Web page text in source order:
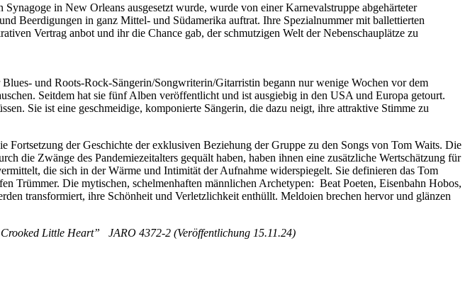
in New Orleans ausgesetzt wurde, wurde von einer Karnevalstruppe abgehärteter
Beerdigungen in ganz Mittel- und Südamerika auftrat. Ihre Spezialnummer mit ballettierten
Vertrag anbot und ihr die Chance gab, der schmutzigen Welt der Nebenschauplätze zu
und Roots-Rock-Sängerin/Songwriterin/Gitarristin begann nur wenige Wochen vor dem
Seitdem hat sie fünf Alben veröffentlicht und ist ausgiebig in den USA und Europa getourt.
Sie ist eine geschmeidige, komponierte Sängerin, die dazu neigt, ihre attraktive Stimme zu
Fortsetzung der Geschichte der exklusiven Beziehung der Gruppe zu den Songs von Tom Waits. Die
die Zwänge des Pandemiezeitalters gequält haben, haben ihnen eine zusätzliche Wertschätzung für
die sich in der Wärme und Intimität der Aufnahme widerspiegelt. Sie definieren das Tom
Trümmer. Die mytischen, schelmenhaften männlichen Archetypen: Beat Poeten, Eisenbahn Hobos,
transformiert, ihre Schönheit und Verletzlichkeit enthüllt. Meldoien brechen hervor und glänzen
Little Heart” JARO 4372-2 (Veröffentlichung 15.11.24)